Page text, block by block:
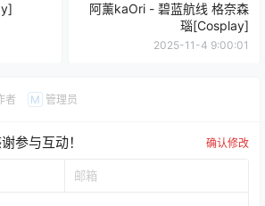
阿薰kaOri - 碧蓝航线 格奈森
瑙[Cosplay]
2025-11-4 9:00:01
者 M 管理员
参与互动！ 确认修改